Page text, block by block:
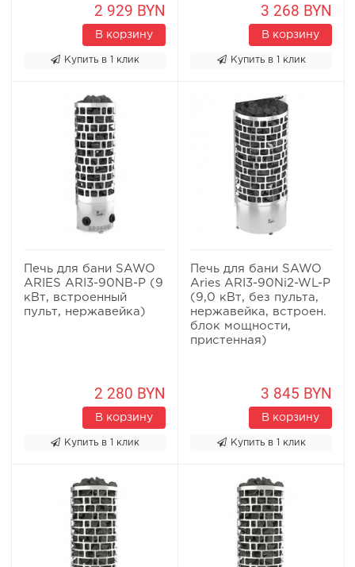
2 929 BYN
В корзину
Купить в 1 клик
3 268 BYN
В корзину
Купить в 1 клик
Печь для бани SAWO
ARIES ARI3-90NB-P (9
кВт, встроенный
пульт, нержавейка)
2 280 BYN
В корзину
Купить в 1 клик
Печь для бани SAWO
Aries ARI3-90Ni2-WL-P
(9,0 кВт, без пульта,
нержавейка, встроен.
блок мощности,
пристенная)
3 845 BYN
В корзину
Купить в 1 клик